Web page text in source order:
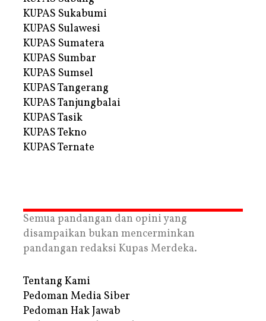
KUPAS Sukabumi
KUPAS Sulawesi
KUPAS Sumatera
KUPAS Sumbar
KUPAS Sumsel
KUPAS Tangerang
KUPAS Tanjungbalai
KUPAS Tasik
KUPAS Tekno
KUPAS Ternate
Semua pandangan dan opini yang
disampaikan bukan mencerminkan
pandangan redaksi Kupas Merdeka.
Tentang Kami
Pedoman Media Siber
Pedoman Hak Jawab